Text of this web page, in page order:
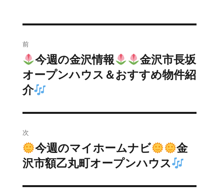
稿
ナ
ビ
ゲ
ー
シ
前
前
の
投
今週の金沢情報
金沢市長坂
オープンハウス＆おすすめ物件紹
介
次
次
の
稿:
今週のマイホームナビ
金
沢市額乙丸町オープンハウス